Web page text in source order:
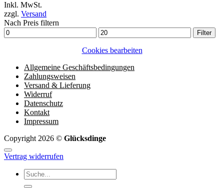
Inkl. MwSt.
zzgl. Versand
Nach Preis filtern
Min.
Preis
Max.
Preis
Filter
Cookies bearbeiten
Allgemeine Geschäftsbedingungen
Zahlungsweisen
Versand & Lieferung
Widerruf
Datenschutz
Kontakt
Impressum
Copyright 2026 © Glücksdinge
Vertrag widerrufen
Suchen
nach: